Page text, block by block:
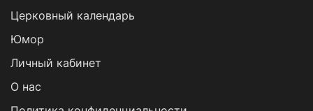
Церковный календарь
Юмор
Личный кабинет
О нас